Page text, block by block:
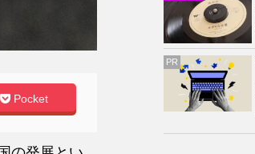
Pocket
PR